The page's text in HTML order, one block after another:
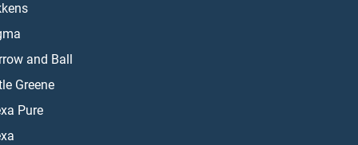
and Ball
Greene
Pure